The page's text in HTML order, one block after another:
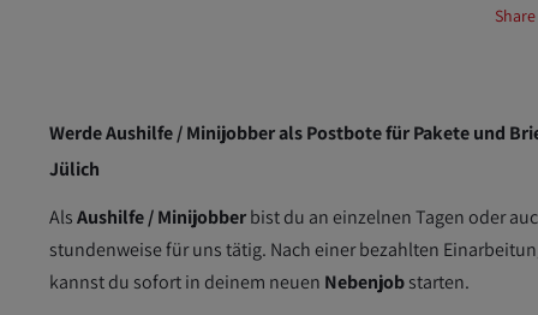
Share
Werde Aushilfe / Minijobber als Postbote für Pakete und
Jülich
AlsAushilfe / Minijobberbist du an einzelnen Tagen oder
stundenweise für uns tätig. Nach einer bezahlten
kannst du sofort in deinem neuen Nebenjobstarten.